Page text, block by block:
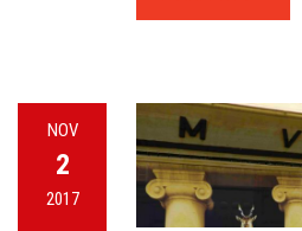
NOV
2
2017